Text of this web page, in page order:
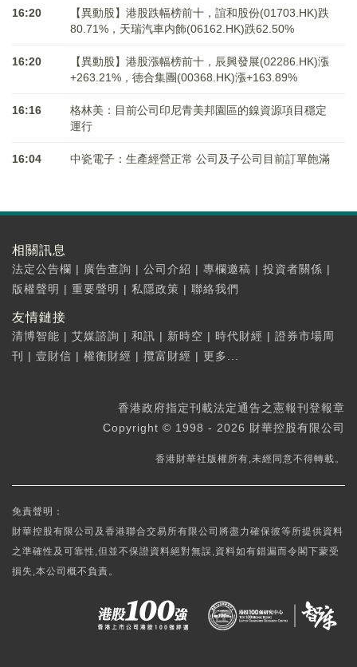
16:20
【異動股】港股跌幅榜前十，誼和股份(01703.HK)跌
80.71%，天瑞汽車内飾(06162.HK)跌62.50%
16:20
【異動股】港股漲幅榜前十，辰興發展(02286.HK)漲
+263.21%，德合集團(00368.HK)漲+163.89%
16:16
格林美：目前公司印尼青美邦園區的鎳資源項目穩定
運行
16:04 中瓷電子：生產經營正常 公司及子公司目前訂單飽滿
相關訊息
法定公告欄 | 廣告查詢 | 公司介紹 | 專欄邀稿 | 投資者關係 |
版權聲明 | 重要聲明 | 私隱政策 | 聯絡我們
友情鏈接
清博智能 | 艾媒諮詢 | 和訊 | 新時空 | 時代財經 | 證券市場周
刊
| 壹財信 | 權衡財經 | 攬富財經 | 更多...
香港政府指定刊載法定通告之憲報刊登報章
Copyright © 1998 - 2026 財華控股有限公司
香港財華社版權所有,未經同意不得轉載。
免責聲明：
財華控股有限公司及香港聯合交易所有限公司將盡力確保彼等所提供資料
之準確性及可靠性,但並不保證資料絕對無誤,資料如有錯漏而令閣下蒙受
損失,本公司概不負責。